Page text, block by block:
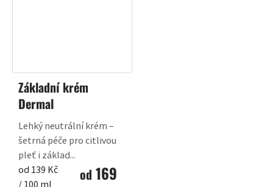
Základní krém
Dermal
od 169
Měrná
cena:
od 139 Kč
/ 100 ml
Lehký neutrální krém –
šetrná péče pro citlivou
pleť i základ...